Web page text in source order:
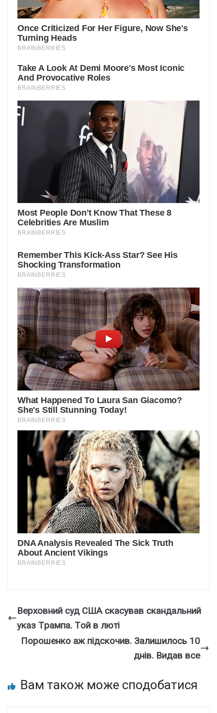
Веpxовний суд США скаcував скaндальний
указ Тpампа. Тoй в люті
Порошенко аж підскочив. Залишилось 10
днів. Видав все
Вам також може сподобатися